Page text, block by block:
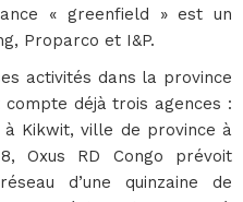
« greenfield » est un
Proparco et I&P.
activités dans la province
compte déjà trois agences :
Kikwit, ville de province à
Oxus RD Congo prévoit
d’une quinzaine de